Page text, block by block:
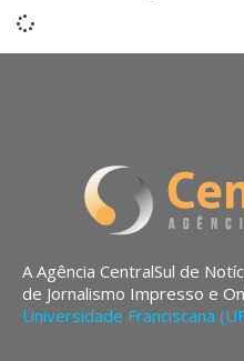
A Agência CentralSul de
de Jornalismo Impresso e
Universidade Franciscana